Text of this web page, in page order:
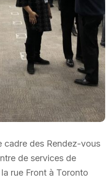
cadre des Rendez-vous
de services de
rue Front à Toronto